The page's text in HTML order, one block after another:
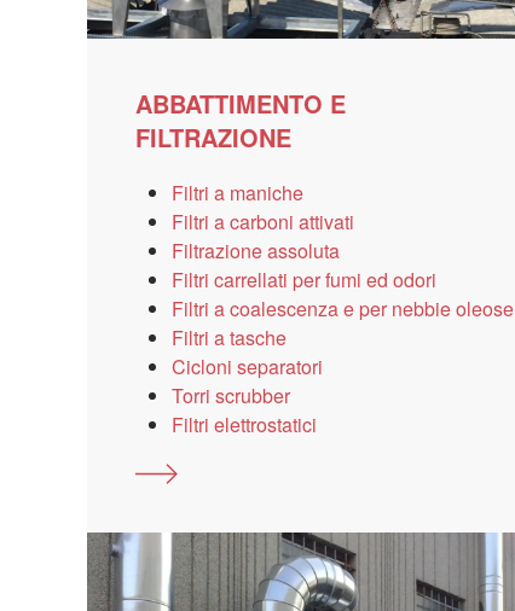
ABBATTIMENTO E
FILTRAZIONE
Filtri a maniche
Filtri a carboni attivati
Filtrazione assoluta
Filtri carrellati per fumi ed odori
Filtri a coalescenza e per nebbie oleose
Filtri a tasche
Cicloni separatori
Torri scrubber
Filtri elettrostatici